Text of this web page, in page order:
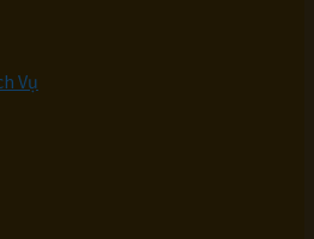
Vụ